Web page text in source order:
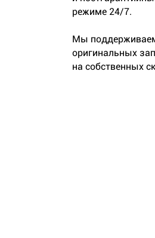
режиме 24/7.
Мы
оригинальных
на собственных